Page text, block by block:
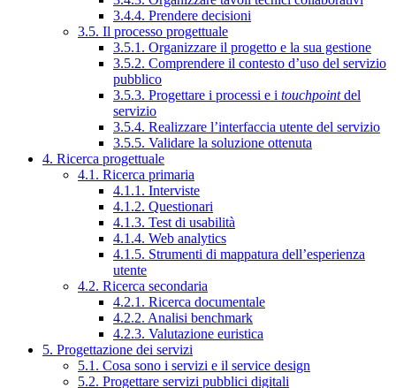
3.4.4. Prendere decisioni
3.5. Il processo progettuale
3.5.1. Organizzare il progetto e la sua gestione
3.5.2. Comprendere il contesto d’uso del servizio
pubblico
3.5.3. Progettare i processi e i touchpointdel
servizio
3.5.4. Realizzare l’interfaccia utente del servizio
3.5.5. Validare la soluzione ottenuta
4. Ricerca progettuale
4.1. Ricerca primaria
4.1.1. Interviste
4.1.2. Questionari
4.1.3. Test di usabilità
4.1.4. Web analytics
4.1.5. Strumenti di mappatura dell’esperienza
utente
4.2. Ricerca secondaria
4.2.1. Ricerca documentale
4.2.2. Analisi benchmark
4.2.3. Valutazione euristica
5. Progettazione dei servizi
5.1. Cosa sono i servizi e il service design
5.2. Progettare servizi pubblici digitali